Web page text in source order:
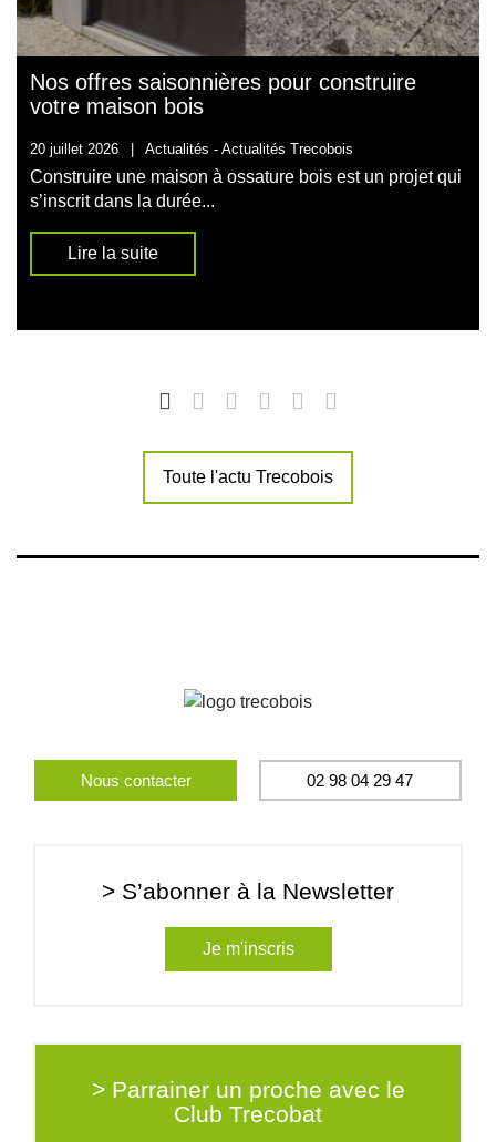
Nos offres saisonnières pour construire
votre maison bois
20 juillet 2026 Actualités - Actualités Trecobois
Construire une maison à ossature bois est un projet qui
s’inscrit dans la durée...
Lire la suite
Toute l'actu Trecobois
Nous contacter 02 98 04 29 47
> S’abonner à la Newsletter
Je m'inscris
> Parrainer un proche avec le
Club Trecobat